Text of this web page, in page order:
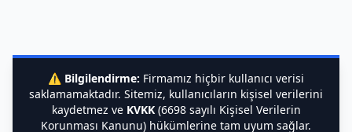
⚠️ Bilgilendirme: Firmamız hiçbir kullanıcı verisi
saklamamaktadır. Sitemiz, kullanıcıların kişisel verilerini
kaydetmez ve KVKK(6698 sayılı Kişisel Verilerin
Korunması Kanunu) hükümlerine tam uyum sağlar.